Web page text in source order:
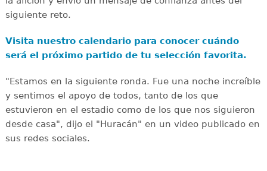
siguiente reto.
Visita nuestro calendario para conocer cuándo
será el próximo partido de tu selección favorita.
"Estamos en la siguiente ronda. Fue una noche increíble
y sentimos el apoyo de todos, tanto de los que
estuvieron en el estadio como de los que nos siguieron
desde casa", dijo el "Huracán" en un video publicado en
sus redes sociales.